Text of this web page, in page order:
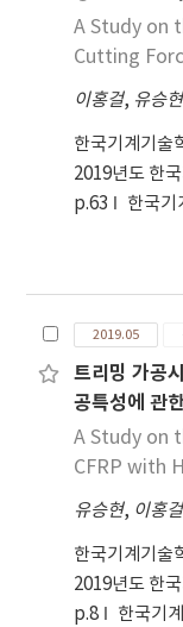
A Study on
Cutting
이홍걸, 유승현
한국기계기술
2019년도 한
p.63
한국기
2019.05
트리밍 가공
공특성에 관
A Study on
CFRP with
유승현, 이홍걸
한국기계기술
2019년도 한
p.8
한국기